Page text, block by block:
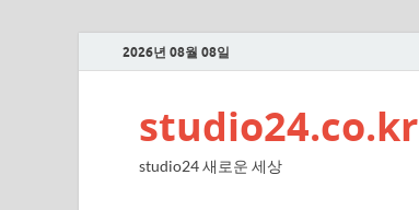
2026년 08월 08일
studio24.co.kr
studio24 새로운 세상